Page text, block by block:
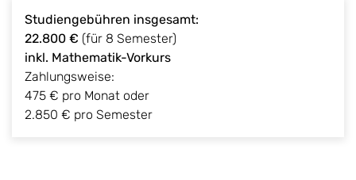
Studiengebühren insgesamt:
22.800 € (für 8 Semester)
inkl. Mathematik-Vorkurs
Zahlungsweise:
475 € pro Monat oder
2.850 € pro Semester